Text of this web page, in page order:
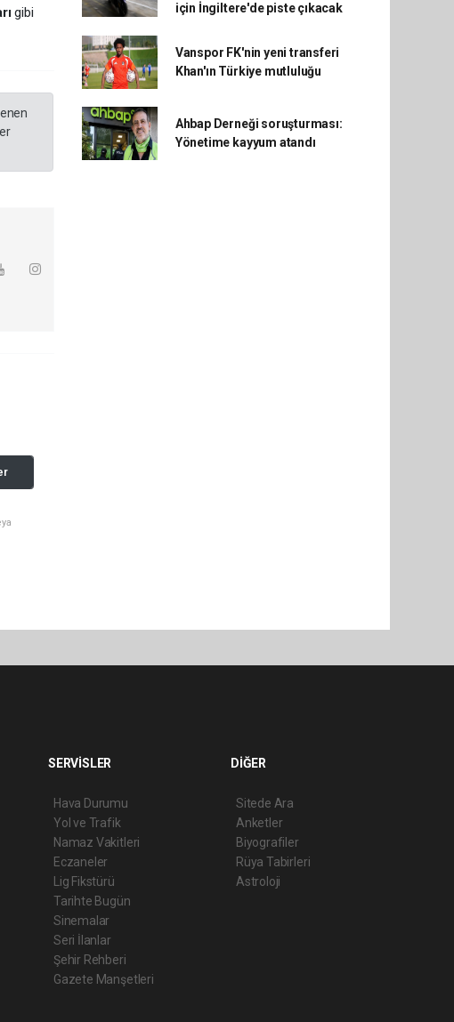
gibi
için İngiltere'de piste çıkacak
Vanspor FK'nin yeni transferi
Khan'ın Türkiye mutluluğu
Ahbap Derneği soruşturması:
Yönetime kayyum atandı
SERVİSLER
Hava Durumu
Yol ve Trafik
Namaz Vakitleri
Eczaneler
Lig Fikstürü
Tarihte Bugün
Sinemalar
Seri İlanlar
Şehir Rehberi
Gazete Manşetleri
DİĞER
Sitede Ara
Anketler
Biyografiler
Rüya Tabirleri
Astroloji